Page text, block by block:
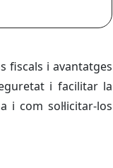
fiscals i avantatges
i facilitar la
i com sol·licitar-los